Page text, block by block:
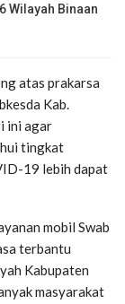
Wilayah Binaan
atas prakarsa
Kab.
ini agar
tingkat
19 lebih dapat
mobil Swab
terbantu
Kabupaten
masyarakat